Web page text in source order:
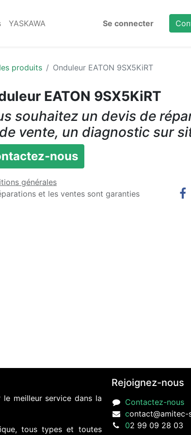
YASKAWA Se connecter
produits Onduleur EATON 9SX5KiRT
EATON 9SX5KiRT
souhaitez un devis de
vente, un diagnostic sur
nous
générales
et les ventes sont garanties
meilleur service dans la
tous types et toutes
Rejoignez-nous
Contactez-nous
contact@amitec-
02 99 09 28 03